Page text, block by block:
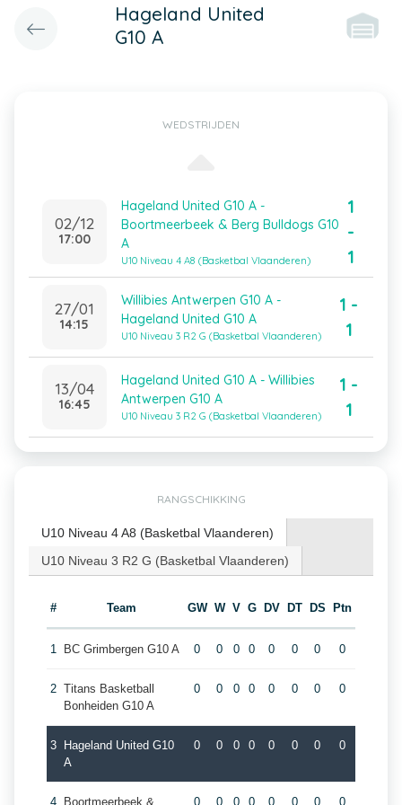
Hageland United
G10 A
WEDSTRIJDEN
02/12
17:00
Hageland United G10 A -
Boortmeerbeek & Berg Bulldogs G10
A
U10 Niveau 4 A8 (Basketbal Vlaanderen)
1
-
1
27/01
14:15
Willibies Antwerpen G10 A -
Hageland United G10 A
U10 Niveau 3 R2 G (Basketbal Vlaanderen)
1 -
1
13/04
16:45
Hageland United G10 A - Willibies
Antwerpen G10 A
U10 Niveau 3 R2 G (Basketbal Vlaanderen)
1 -
1
RANGSCHIKKING
U10 Niveau 4 A8 (Basketbal Vlaanderen)
U10 Niveau 3 R2 G (Basketbal Vlaanderen)
# Team GW W V G DV DT DS Ptn
1 BC Grimbergen G10 A 0 0 0 0 0 0 0 0
2 Titans Basketball
Bonheiden G10 A
0 0 0 0 0 0 0 0
3
Hageland United G10
A
0 0 0 0 0 0 0 0
4 Boortmeerbeek & 0 0 0 0 0 0 0 0